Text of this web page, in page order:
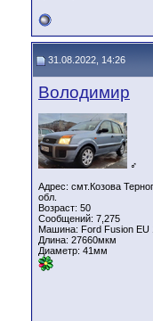
31.08.2022, 14:26
Володимир
♂
Адрес: смт.Козова
обл.
Возраст: 50
Сообщений: 7,275
Машина: Ford Fusion EU
Длина: 27660мкм
Диаметр: 41мм